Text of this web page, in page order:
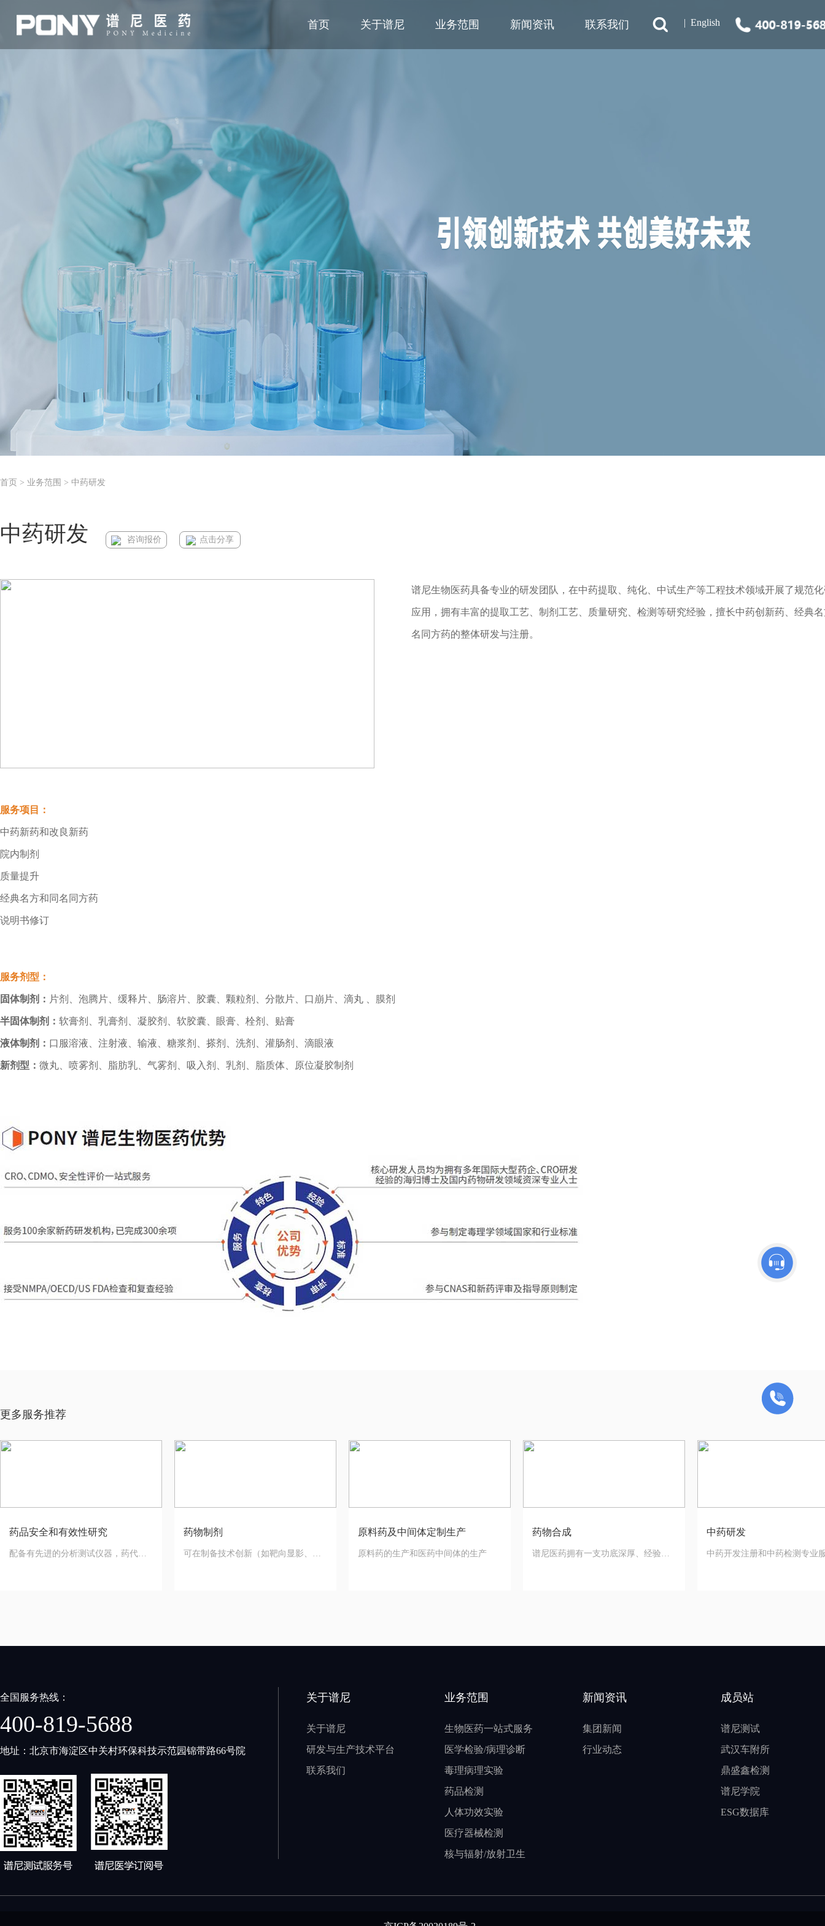
首页 关于谱尼 业务范围 新闻资讯 联系我们 |English
首页 > 业务范围 > 中药研发
中药研发 咨询报价 点击分享
谱尼生物医药具备专业的研发团队，在中药提取、纯化、中试生产等工程技术领域开展了规范
应用，拥有丰富的提取工艺、制剂工艺、质量研究、检测等研究经验，擅长中药创新药、经典
名同方药的整体研发与注册。
服务项目：
中药新药和改良新药
院内制剂
质量提升
经典名方和同名同方药
说明书修订
服务剂型：
固体制剂： 片剂、泡腾片、缓释片、肠溶片、胶囊、颗粒剂、分散片、口崩片、滴丸 、膜剂
半固体制剂： 软膏剂、乳膏剂、凝胶剂、软胶囊、眼膏、栓剂、贴膏
液体制剂： 口服溶液、注射液、输液、糖浆剂、搽剂、洗剂、灌肠剂、滴眼液
新剂型： 微丸、喷雾剂、脂肪乳、气雾剂、吸入剂、乳剂、脂质体、原位凝胶制剂
更多服务推荐
药品安全和有效性研究
配备有先进的分析测试仪器，药代和
药物制剂
可在制备技术创新（如靶向显影、抗
原料药及中间体定制生产
原料药的生产和医药中间体的生产
药物合成
谱尼医药拥有一支功底深厚、经验丰
中药研发
中药开发注册和中药检测专业
全国服务热线：
400-819-5688
地址：北京市海淀区中关村环保科技示范园锦带路66号院
关于谱尼
关于谱尼
研发与生产技术平台
联系我们
业务范围
生物医药一站式服务
医学检验/病理诊断
毒理病理实验
药品检测
人体功效实验
医疗器械检测
核与辐射/放射卫生
新闻资讯
集团新闻
行业动态
成员站
谱尼测试
武汉车附所
鼎盛鑫检测
谱尼学院
ESG数据库